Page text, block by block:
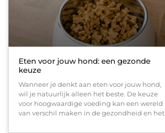
Eten voor jouw hond: een gezonde
keuze
Wanneer je denkt aan eten voor jouw hond,
wil je natuurlijk alleen het beste. De keuze
voor hoogwaardige voeding kan een wereld
van verschil maken in de gezondheid en het